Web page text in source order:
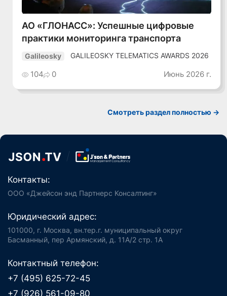
АО «ГЛОНАСС»: Успешные цифровые
практики мониторинга транспорта
Galileosky GALILEOSKY TELEMATICS AWARDS 2026
104 0 Июнь 2026 г.
Смотреть раздел полностью ->
Контакты:
ООО «Джейсон энд Партнерс Консалтинг»
Юридический адрес:
101000, г. Москва, вн.тер.г. муниципальный округ
Басманный, пер Армянский, д. 11А/2 стр. 1А
Контактный телефон:
+7 (495) 625-72-45
+7 (926) 561-09-80